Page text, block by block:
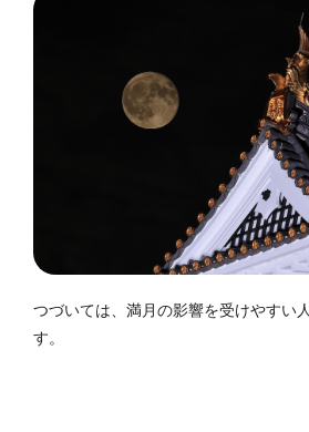
つづいては、満月の影響を受けやすい
す。